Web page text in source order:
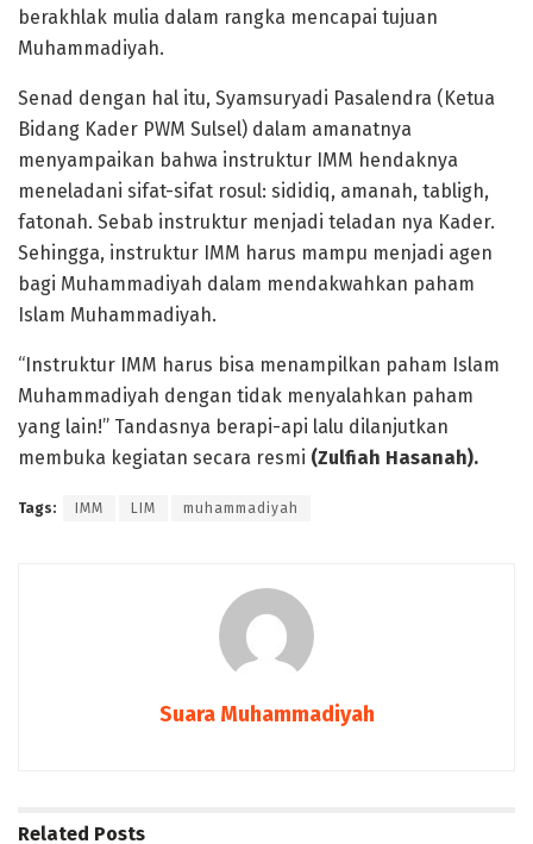
berakhlak mulia dalam rangka mencapai tujuan
Muhammadiyah.
Senad dengan hal itu, Syamsuryadi Pasalendra (Ketua
Bidang Kader PWM Sulsel) dalam amanatnya
menyampaikan bahwa instruktur IMM hendaknya
meneladani sifat-sifat rosul: sididiq, amanah, tabligh,
fatonah. Sebab instruktur menjadi teladan nya Kader.
Sehingga, instruktur IMM harus mampu menjadi agen
bagi Muhammadiyah dalam mendakwahkan paham
Islam Muhammadiyah.
“Instruktur IMM harus bisa menampilkan paham Islam
Muhammadiyah dengan tidak menyalahkan paham
yang lain!” Tandasnya berapi-api lalu dilanjutkan
membuka kegiatan secara resmi (Zulfiah Hasanah).
Tags: IMM LIM muhammadiyah
Suara Muhammadiyah
Related Posts